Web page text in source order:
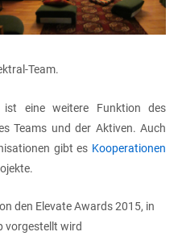
Team.
ist eine weitere Funktion des
Teams und der Aktiven. Auch
gibt es Kooperationen
den Elevate Awards 2015, in
vorgestellt wird